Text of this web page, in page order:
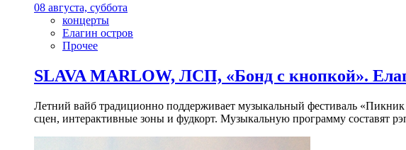
08 августа, суббота
концерты
Елагин остров
Прочее
SLAVA MARLOW, ЛСП, «Бонд с кнопкой».
Летний вайб традиционно поддерживает музыкальный фестиваль
сцен, интерактивные зоны и фудкорт. Музыкальную программу составят